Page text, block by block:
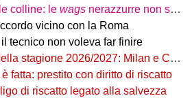
colline: lewags nerazzurre non si perdono di vista
vicino con la Roma
tecnico non voleva far finire
2026/2027: Milan e Chievo nel B, le bergamasche...
fatta: prestito con diritto di riscatto
di riscatto legato alla salvezza